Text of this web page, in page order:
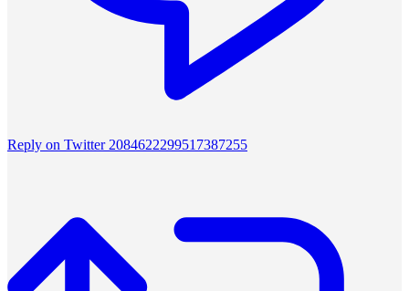
Reply on Twitter 2084622299517387255